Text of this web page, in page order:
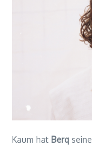
Kaum hat Berq